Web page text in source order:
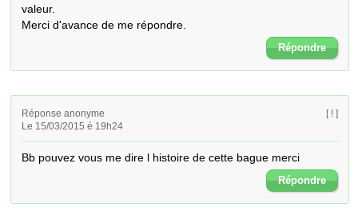
valeur.
Merci d'avance de me répondre.
Répondre
Réponse anonyme
Le 15/03/2015 é 19h24
[ ! ]
Bb pouvez vous me dire l histoire de cette bague merci
Répondre